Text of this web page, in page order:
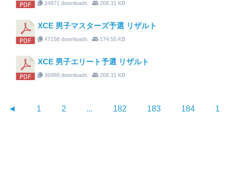
24871 downloads 208.31 KB
XCE 男子マスターズ予選 リザルト
47158 downloads 174.55 KB
XCE 男子エリート予選 リザルト
36988 downloads 208.31 KB
◄ 1 2 ... 182 183 184